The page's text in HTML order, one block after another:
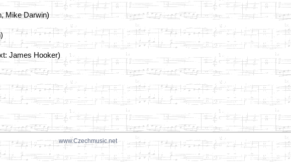
Mike Darwin)
James Hooker)
www.Czechmusic.net